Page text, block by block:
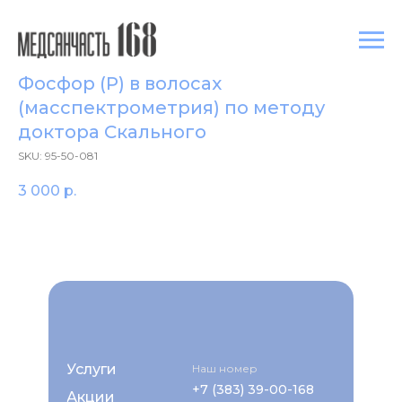
Фосфор (P) в волосах
(масспектрометрия) по методу
доктора Скального
SKU: 95-50-081
3 000 р.
Услуги
Акции +7 (383) 39-00-168
Наш номер